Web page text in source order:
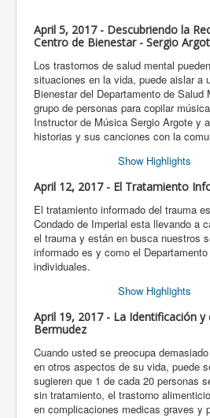
April 5, 2017 - Descubriendo la
Centro de Bienestar - Sergio
Los trastornos de salud mental
situaciones en la vida, puede aislar a
Bienestar del Departamento de
grupo de personas para copilar
Instructor de Música Sergio Argote y
historias y sus canciones con la
Show Highlights
April 12, 2017 - El Tratamiento
El tratamiento informado del trauma
Condado de Imperial esta llevando a
el trauma y están en busca nuestros
informado es y como el
individuales.
Show Highlights
April 19, 2017 - La Identificación
Bermudez
Cuando usted se preocupa
en otros aspectos de su vida, puede
sugieren que 1 de cada 20 personas
sin tratamiento, el trastorno
en complicaciones medicas graves y